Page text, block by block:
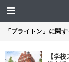
「ブライトン」に関
【学